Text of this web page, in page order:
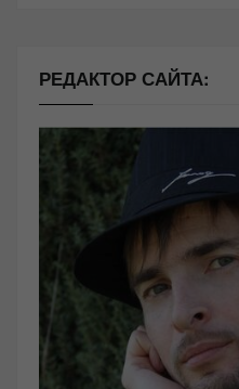
РЕДАКТОР САЙТА: